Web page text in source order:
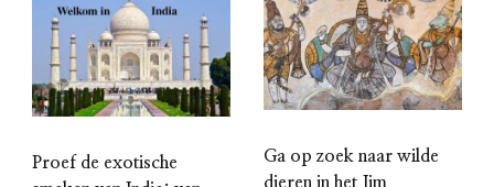
Proef de exotische
Ga op zoek naar wilde
dieren in het Jim